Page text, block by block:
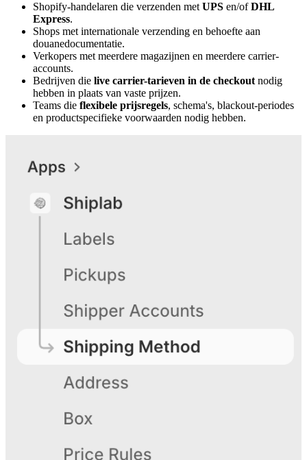
Shopify-handelaren die verzenden met UPS en/ofDHL
Express.
Shops met internationale verzending en behoefte aan
douanedocumentatie.
Verkopers met meerdere magazijnen en meerdere carrier-
accounts.
Bedrijven die live carrier-tarieven in de checkout nodig
hebben in plaats van vaste prijzen.
Teams die flexibele prijsregels, schema's, blackout-periodes
en productspecifieke voorwaarden nodig hebben.